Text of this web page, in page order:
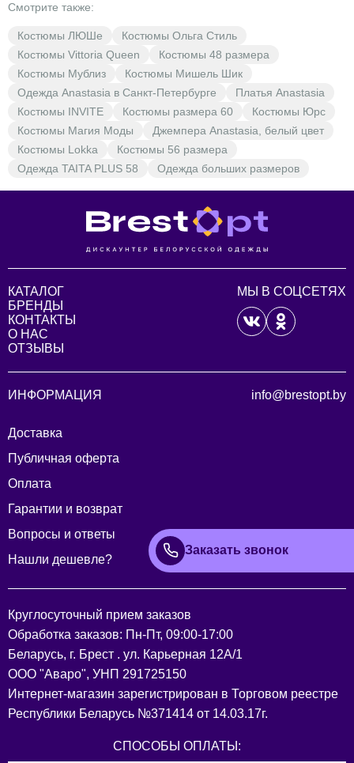
Смотрите также:
Костюмы ЛЮШе
Костюмы Ольга Стиль
Костюмы Vittoria Queen
Костюмы 48 размера
Костюмы Мублиз
Костюмы Мишель Шик
Одежда Anastasia в Санкт-Петербурге
Платья Anastasia
Костюмы INVITE
Костюмы размера 60
Костюмы Юрс
Костюмы Магия Моды
Джемпера Anastasia, белый цвет
Костюмы Lokka
Костюмы 56 размера
Одежда TAITA PLUS 58
Одежда больших размеров
КАТАЛОГ
БРЕНДЫ
КОНТАКТЫ
О НАС
ОТЗЫВЫ
МЫ В СОЦСЕТЯХ
ИНФОРМАЦИЯ
Доставка
Публичная оферта
Оплата
Гарантии и возврат
Вопросы и ответы
Нашли дешевле?
info@brestopt.by
Заказать звонок
Круглосуточный прием заказов
Обработка заказов: Пн-Пт, 09:00-17:00
Беларусь, г. Брест . ул. Карьерная 12А/1
ООО "Аваро", УНП 291725150
Интернет-магазин зарегистрирован в Торговом реестре
Республики Беларусь №371414 от 14.03.17г.
СПОСОБЫ ОПЛАТЫ: